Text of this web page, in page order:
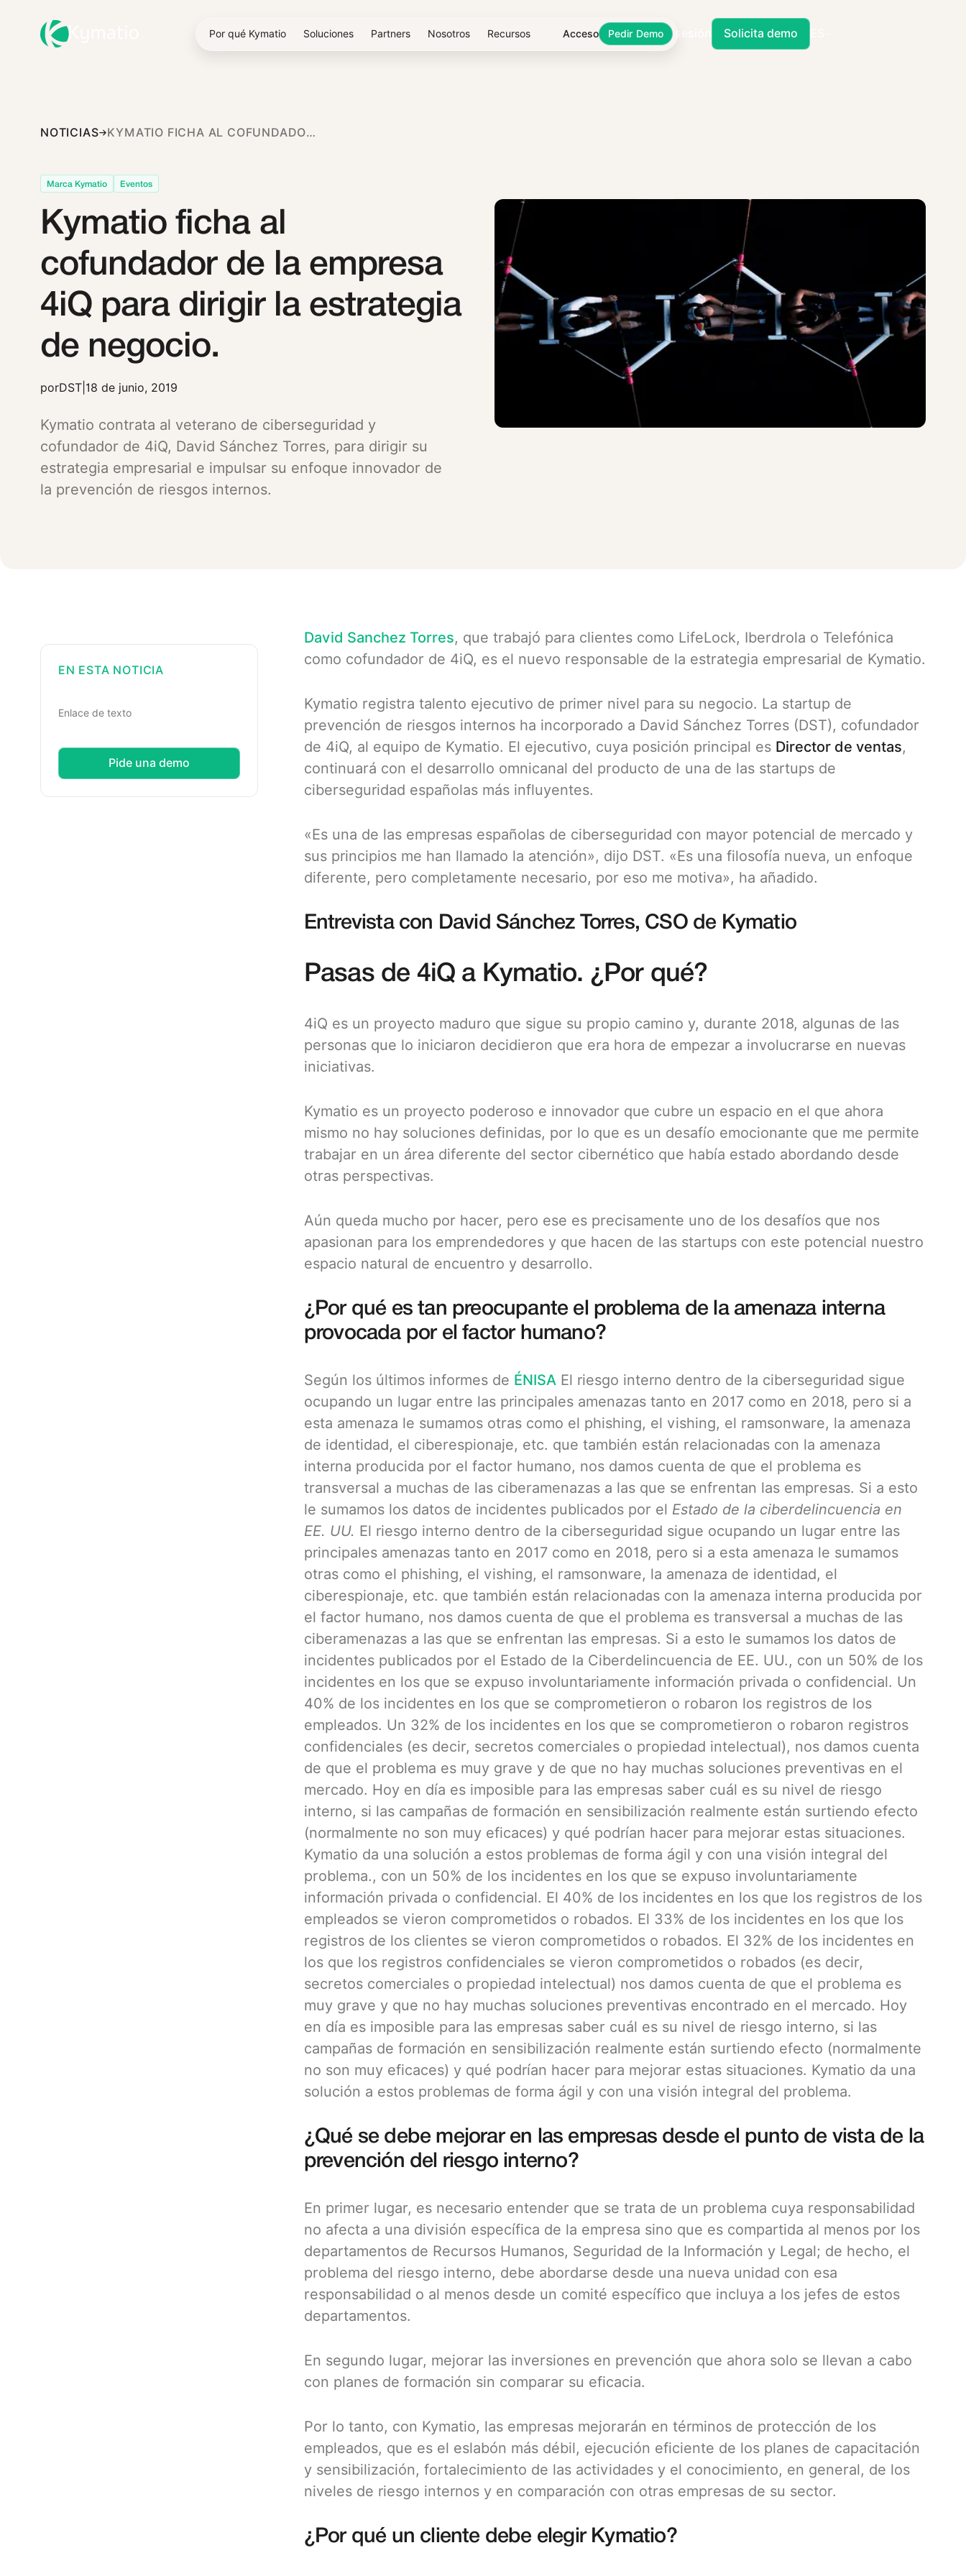
Por qué Kymatio Soluciones Partners Nosotros Recursos Acceso Pedir DemoIniciar sesión Solicita demo
NOTICIAS KYMATIO FICHA AL COFUNDADOR DE LA EMPRESA 4IQ PARA DIRIGIR LA ESTRATEGIA DE NEGOCIO.
Marca Kymatio Eventos
Kymatio ficha al
cofundador de la empresa
4iQ para dirigir la estrategia
de negocio.
porDST 18 de junio, 2019
Kymatio contrata al veterano de ciberseguridad y
cofundador de 4iQ, David Sánchez Torres, para dirigir su
estrategia empresarial e impulsar su enfoque innovador de
la prevención de riesgos internos.
EN ESTA NOTICIA
Enlace de texto
Pide una demo
David Sanchez Torres, que trabajó para clientes como LifeLock, Iberdrola o Telefónica
como cofundador de 4iQ, es el nuevo responsable de la estrategia empresarial de Kymatio.
Kymatio registra talento ejecutivo de primer nivel para su negocio. La startup de
prevención de riesgos internos ha incorporado a David Sánchez Torres (DST), cofundador
de 4iQ, al equipo de Kymatio. El ejecutivo, cuya posición principal es Director de ventas,
continuará con el desarrollo omnicanal del producto de una de las startups de
ciberseguridad españolas más influyentes.
«Es una de las empresas españolas de ciberseguridad con mayor potencial de mercado y
sus principios me han llamado la atención», dijo DST. «Es una filosofía nueva, un enfoque
diferente, pero completamente necesario, por eso me motiva», ha añadido.
Entrevista con David Sánchez Torres, CSO de Kymatio
Pasas de 4iQ a Kymatio. ¿Por qué?
4iQ es un proyecto maduro que sigue su propio camino y, durante 2018, algunas de las
personas que lo iniciaron decidieron que era hora de empezar a involucrarse en nuevas
iniciativas.
Kymatio es un proyecto poderoso e innovador que cubre un espacio en el que ahora
mismo no hay soluciones definidas, por lo que es un desafío emocionante que me permite
trabajar en un área diferente del sector cibernético que había estado abordando desde
otras perspectivas.
Aún queda mucho por hacer, pero ese es precisamente uno de los desafíos que nos
apasionan para los emprendedores y que hacen de las startups con este potencial nuestro
espacio natural de encuentro y desarrollo.
¿Por qué es tan preocupante el problema de la amenaza interna
provocada por el factor humano?
Según los últimos informes de ÉNISAEl riesgo interno dentro de la ciberseguridad sigue
ocupando un lugar entre las principales amenazas tanto en 2017 como en 2018, pero si a
esta amenaza le sumamos otras como el phishing, el vishing, el ramsonware, la amenaza
de identidad, el ciberespionaje, etc. que también están relacionadas con la amenaza
interna producida por el factor humano, nos damos cuenta de que el problema es
transversal a muchas de las ciberamenazas a las que se enfrentan las empresas. Si a esto
le sumamos los datos de incidentes publicados por el Estado de la ciberdelincuencia en
EE. UU. El riesgo interno dentro de la ciberseguridad sigue ocupando un lugar entre las
principales amenazas tanto en 2017 como en 2018, pero si a esta amenaza le sumamos
otras como el phishing, el vishing, el ramsonware, la amenaza de identidad, el
ciberespionaje, etc. que también están relacionadas con la amenaza interna producida por
el factor humano, nos damos cuenta de que el problema es transversal a muchas de las
ciberamenazas a las que se enfrentan las empresas. Si a esto le sumamos los datos de
incidentes publicados por el Estado de la Ciberdelincuencia de EE. UU., con un 50% de los
incidentes en los que se expuso involuntariamente información privada o confidencial. Un
40% de los incidentes en los que se comprometieron o robaron los registros de los
empleados. Un 32% de los incidentes en los que se comprometieron o robaron registros
confidenciales (es decir, secretos comerciales o propiedad intelectual), nos damos cuenta
de que el problema es muy grave y de que no hay muchas soluciones preventivas en el
mercado. Hoy en día es imposible para las empresas saber cuál es su nivel de riesgo
interno, si las campañas de formación en sensibilización realmente están surtiendo efecto
(normalmente no son muy eficaces) y qué podrían hacer para mejorar estas situaciones.
Kymatio da una solución a estos problemas de forma ágil y con una visión integral del
problema., con un 50% de los incidentes en los que se expuso involuntariamente
información privada o confidencial. El 40% de los incidentes en los que los registros de los
empleados se vieron comprometidos o robados. El 33% de los incidentes en los que los
registros de los clientes se vieron comprometidos o robados. El 32% de los incidentes en
los que los registros confidenciales se vieron comprometidos o robados (es decir,
secretos comerciales o propiedad intelectual) nos damos cuenta de que el problema es
muy grave y que no hay muchas soluciones preventivas encontrado en el mercado. Hoy
en día es imposible para las empresas saber cuál es su nivel de riesgo interno, si las
campañas de formación en sensibilización realmente están surtiendo efecto (normalmente
no son muy eficaces) y qué podrían hacer para mejorar estas situaciones. Kymatio da una
solución a estos problemas de forma ágil y con una visión integral del problema.
¿Qué se debe mejorar en las empresas desde el punto de vista de la
prevención del riesgo interno?
En primer lugar, es necesario entender que se trata de un problema cuya responsabilidad
no afecta a una división específica de la empresa sino que es compartida al menos por los
departamentos de Recursos Humanos, Seguridad de la Información y Legal; de hecho, el
problema del riesgo interno, debe abordarse desde una nueva unidad con esa
responsabilidad o al menos desde un comité específico que incluya a los jefes de estos
departamentos.
En segundo lugar, mejorar las inversiones en prevención que ahora solo se llevan a cabo
con planes de formación sin comparar su eficacia.
Por lo tanto, con Kymatio, las empresas mejorarán en términos de protección de los
empleados, que es el eslabón más débil, ejecución eficiente de los planes de capacitación
y sensibilización, fortalecimiento de las actividades y el conocimiento, en general, de los
niveles de riesgo internos y en comparación con otras empresas de su sector.
¿Por qué un cliente debe elegir Kymatio?